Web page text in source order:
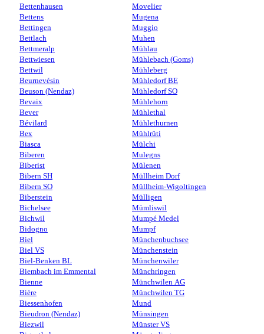
Bettenhausen
Bettens
Bettingen
Bettlach
Bettmeralp
Bettwiesen
Bettwil
Beurnevésin
Beuson (Nendaz)
Bevaix
Bever
Bévilard
Bex
Biasca
Biberen
Biberist
Bibern SH
Bibern SO
Biberstein
Bichelsee
Bichwil
Bidogno
Biel
Biel VS
Biel-Benken BL
Biembach im Emmental
Bienne
Bière
Biessenhofen
Bieudron (Nendaz)
Biezwil
Movelier
Mugena
Muggio
Muhen
Mühlau
Mühlebach (Goms)
Mühleberg
Mühledorf BE
Mühledorf SO
Mühlehorn
Mühlethal
Mühlethurnen
Mühlrüti
Mülchi
Mulegns
Mülenen
Müllheim Dorf
Müllheim-Wigoltingen
Mülligen
Mümliswil
Mumpé Medel
Mumpf
Münchenbuchsee
Münchenstein
Münchenwiler
Münchringen
Münchwilen AG
Münchwilen TG
Mund
Münsingen
Münster VS